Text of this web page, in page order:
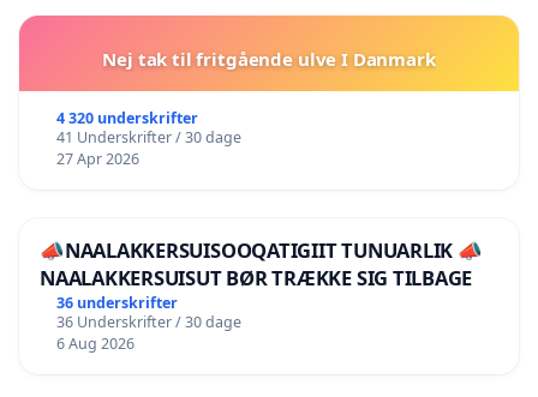
Nej tak til fritgående ulve I Danmark
4 320 underskrifter
41 Underskrifter / 30 dage
27 Apr 2026
📣NAALAKKERSUISOOQATIGIIT TUNUARLIK 📣
NAALAKKERSUISUT BØR TRÆKKE SIG TILBAGE
36 underskrifter
36 Underskrifter / 30 dage
6 Aug 2026